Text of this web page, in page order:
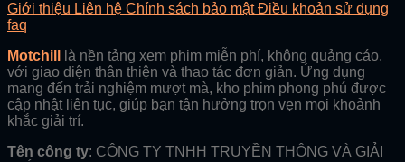
Giới thiệu Liên hệ Chính sách bảo mật Điều khoản sử dụng
faq
Motchill
là nền tảng xem phim miễn phí, không quảng cáo,
với giao diện thân thiện và thao tác đơn giản. Ứng dụng
mang đến trải nghiệm mượt mà, kho phim phong phú được
cập nhật liên tục, giúp bạn tận hưởng trọn vẹn mọi khoảnh
khắc giải trí.
Tên công ty: CÔNG TY TNHH TRUYỀN THÔNG VÀ GIẢI